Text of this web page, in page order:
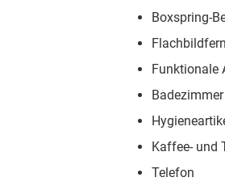
Boxspring-
Funktionale
Kaffee- und
Telefon